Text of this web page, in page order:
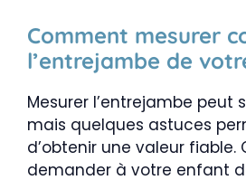
Comment mesurer
l’entrejambe de
Mesurer l’entrejambe peut
mais quelques astuces
d’obtenir une valeur
demander à votre enfant